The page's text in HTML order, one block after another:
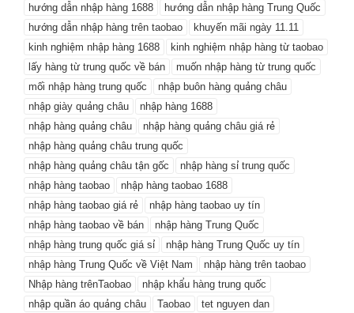
hướng dẫn nhập hàng 1688
hướng dẫn nhập hàng Trung Quốc
hướng dẫn nhập hàng trên taobao
khuyến mãi ngày 11.11
kinh nghiệm nhập hàng 1688
kinh nghiệm nhập hàng từ taobao
lấy hàng từ trung quốc về bán
muốn nhập hàng từ trung quốc
mối nhập hàng trung quốc
nhập buôn hàng quảng châu
nhập giày quảng châu
nhập hàng 1688
nhập hàng quảng châu
nhập hàng quảng châu giá rẻ
nhập hàng quảng châu trung quốc
nhập hàng quảng châu tận gốc
nhập hàng sỉ trung quốc
nhập hàng taobao
nhập hàng taobao 1688
nhập hàng taobao giá rẻ
nhập hàng taobao uy tín
nhập hàng taobao về bán
nhập hàng Trung Quốc
nhập hàng trung quốc giá sỉ
nhập hàng Trung Quốc uy tín
nhập hàng Trung Quốc về Việt Nam
nhập hàng trên taobao
Nhập hàng trênTaobao
nhập khẩu hàng trung quốc
nhập quần áo quảng châu
Taobao
tet nguyen dan